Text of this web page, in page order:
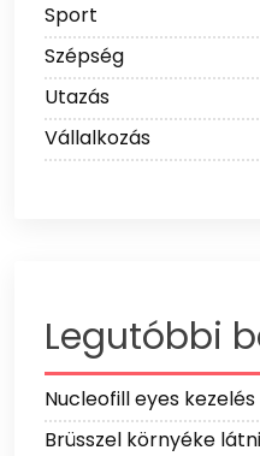
Sport
Szépség
Utazás
Vállalkozás
Legutóbbi
Nucleofill eyes kezelés
Brüsszel környéke